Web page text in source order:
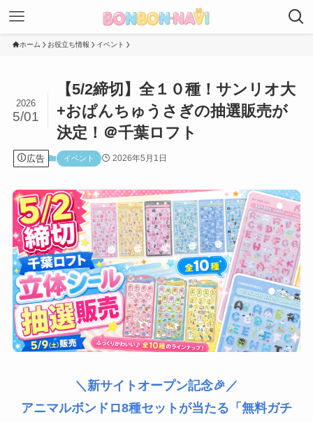
ホーム お役立ち情報 イベント
【5/2締切】全１０種！サンリオ大
+おぱんちゅうさぎの抽選販売が
決定！＠千葉ロフト
2026
5/01
広告 イベント 2026年5月1日
＼新サイトオープン記念🎉／
アニマルボンドロ8種セットが当たる「無料ガチ